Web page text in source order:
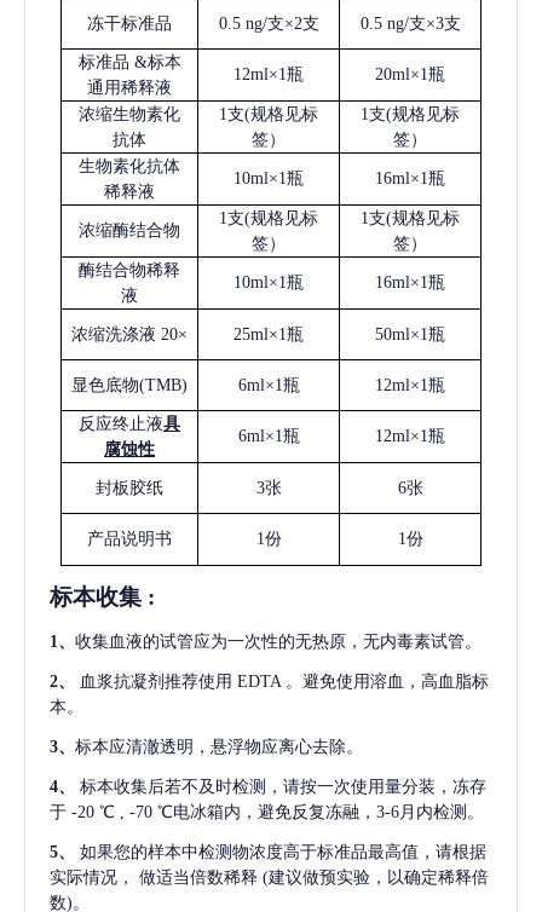
冻干标准品 0.5 ng/支×2支 0.5 ng/支×3支
标准品 &标本
通用稀释液
12ml×1瓶 20ml×1瓶
浓缩生物素化
抗体
1支(规格见标
签）
1支(规格见标
签）
生物素化抗体
稀释液
10ml×1瓶 16ml×1瓶
浓缩酶结合物
1支(规格见标
签）
1支(规格见标
签）
酶结合物稀释
液
10ml×1瓶 16ml×1瓶
浓缩洗涤液 20× 25ml×1瓶 50ml×1瓶
显色底物(TMB) 6ml×1瓶 12ml×1瓶
反应终止液具
腐蚀性
6ml×1瓶 12ml×1瓶
封板胶纸 3张 6张
产品说明书 1份 1份
标本收集 :
1、 收集血液的试管应为一次性的无热原，无内毒素试管。
2、 血浆抗凝剂推荐使用 EDTA 。避免使用溶血，高血脂标
本。
3、 标本应清澈透明，悬浮物应离心去除。
4、
标本收集后若不及时检测，请按一次使用量分装，冻存
于 -20 ℃ , -70 ℃电冰箱内，避免反复冻融，3-6月内检测。
5、
如果您的样本中检测物浓度高于标准品最高值，请根据
实际情况，
做适当倍数稀释 (建议做预实验，以确定稀释倍
数)。